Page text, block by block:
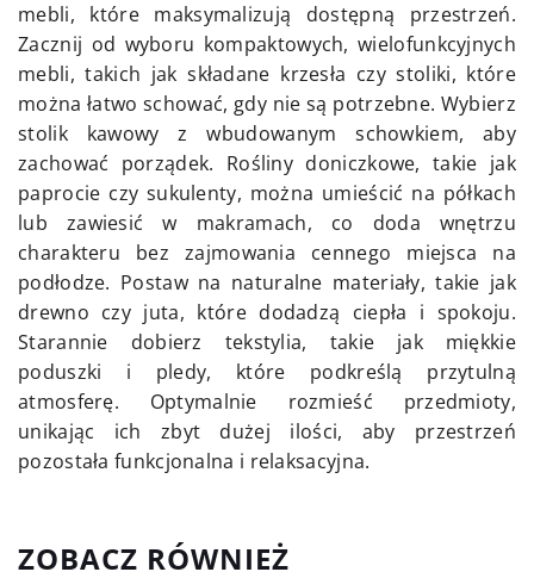
mebli, które maksymalizują dostępną przestrzeń.
Zacznij od wyboru kompaktowych, wielofunkcyjnych
mebli, takich jak składane krzesła czy stoliki, które
można łatwo schować, gdy nie są potrzebne. Wybierz
stolik kawowy z wbudowanym schowkiem, aby
zachować porządek. Rośliny doniczkowe, takie jak
paprocie czy sukulenty, można umieścić na półkach
lub zawiesić w makramach, co doda wnętrzu
charakteru bez zajmowania cennego miejsca na
podłodze. Postaw na naturalne materiały, takie jak
drewno czy juta, które dodadzą ciepła i spokoju.
Starannie dobierz tekstylia, takie jak miękkie
poduszki i pledy, które podkreślą przytulną
atmosferę. Optymalnie rozmieść przedmioty,
unikając ich zbyt dużej ilości, aby przestrzeń
pozostała funkcjonalna i relaksacyjna.
ZOBACZ RÓWNIEŻ